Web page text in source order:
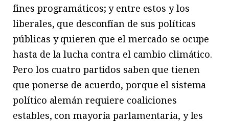
fines programáticos; y entre estos y los
liberales, que desconfían de sus políticas
públicas y quieren que el mercado se ocupe
hasta de la lucha contra el cambio climático.
Pero los cuatro partidos saben que tienen
que ponerse de acuerdo, porque el sistema
político alemán requiere coaliciones
estables, con mayoría parlamentaria, y les